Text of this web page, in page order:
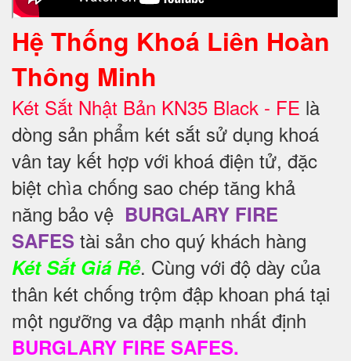
Hệ Thống Khoá Liên Hoàn
Thông Minh
Két Sắt Nhật Bản KN35 Black - FE là
dòng sản phẩm két sắt sử dụng khoá
vân tay kết hợp với khoá điện tử, đặc
biệt chìa chống sao chép tăng khả
năng bảo vệ BURGLARY FIRE
SAFES tài sản cho quý khách hàng
Két Sắt Giá Rẻ. Cùng với độ dày của
thân két chống trộm đập khoan phá tại
một ngưỡng va đập mạnh nhất định
BURGLARY FIRE SAFES.